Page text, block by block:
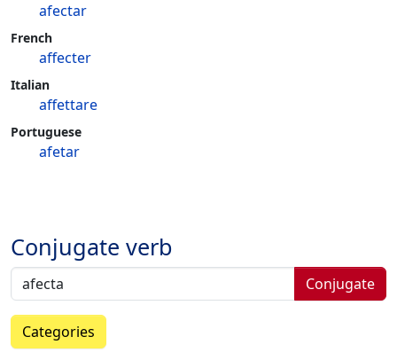
afectar
French
affecter
Italian
affettare
Portuguese
afetar
Conjugate verb
Conjugate
Categories